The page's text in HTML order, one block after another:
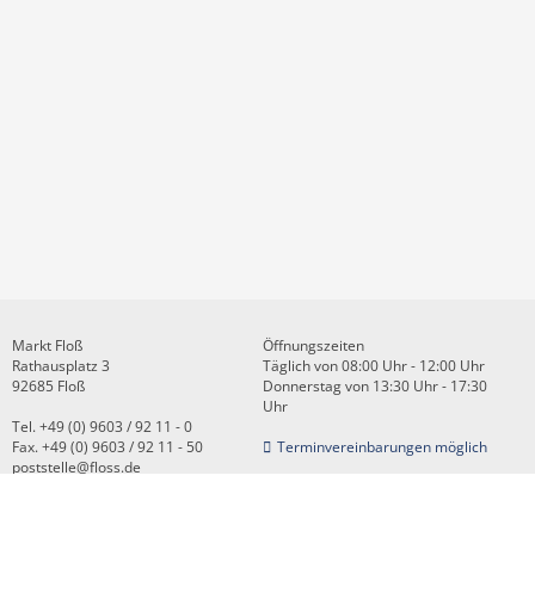
Markt Floß
Rathausplatz 3
92685 Floß
Tel. +49 (0) 9603 / 92 11 - 0
Fax. +49 (0) 9603 / 92 11 - 50
poststelle@floss.de
Öffnungszeiten
Täglich von 08:00 Uhr - 12:00 Uhr
Donnerstag von 13:30 Uhr - 17:30
Uhr
Terminvereinbarungen möglich